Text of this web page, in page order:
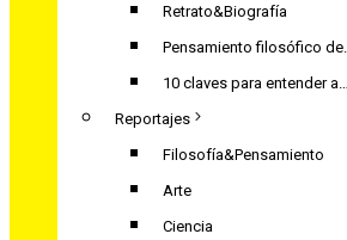
Retrato&Biografía
Pensamiento filosófico de…
10 claves para entender a…
Reportajes
Filosofía&Pensamiento
Arte
Ciencia